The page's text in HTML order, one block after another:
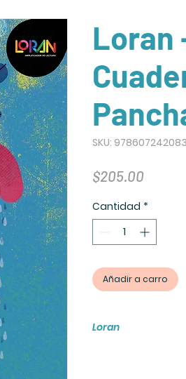
Loran
SKU:
$205.00
Cantidad *
Añadir a carro
Loran